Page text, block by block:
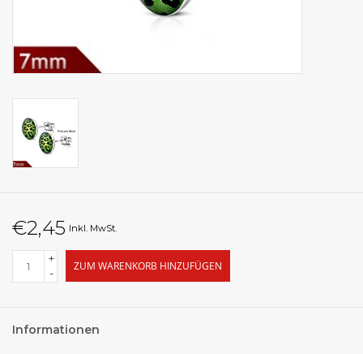
€2,45 Inkl. MwSt.
+
-
ZUM WARENKORB HINZUFÜGEN
Informationen